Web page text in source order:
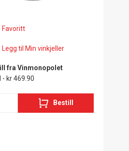
Favoritt
Legg til Min vinkjeller
fra Vinmonopolet
- kr 469.90
Bestill